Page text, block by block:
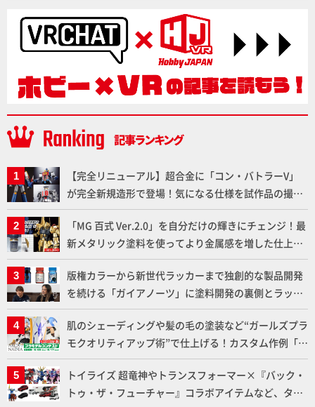
【完全リニューアル】超合金に「コン・バトラーV」
が完全新規造形で登場！気になる仕様を試作品の撮り
下ろしでご紹介!!さらに「大鉄人17」＆「ワンエイ
ト」セット情報もお届け！【超合金の魂】
「MG 百式 Ver.2.0」を自分だけの輝きにチェンジ！最
新メタリック塗料を使ってより金属感を増した仕上が
りに!!【試し読み】
版権カラーから新世代ラッカーまで独創的な製品開発
を続ける「ガイアノーツ」に塗料開発の裏側とラッカ
ー塗料の未来についてインタビュー！
肌のシェーディングや髪の毛の塗装など“ガールズプラ
モクオリティアップ術”で仕上げる！カスタム作例「白
騎士ソフィエラ」が完成！【「アルカナディアプラモ
デルコンテスト」～8月17日（月）11:59まで応募受付
中】
トイライズ 超竜神やトランスフォーマー×『バック・
トゥ・ザ・フューチャー』コラボアイテムなど、タカ